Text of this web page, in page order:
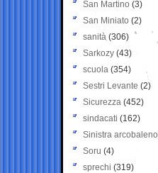
San Martino (3)
San Miniato (2)
sanità (306)
Sarkozy (43)
scuola (354)
Sestri Levante (2)
Sicurezza (452)
sindacati (162)
Sinistra arcobaleno
Soru (4)
sprechi (319)